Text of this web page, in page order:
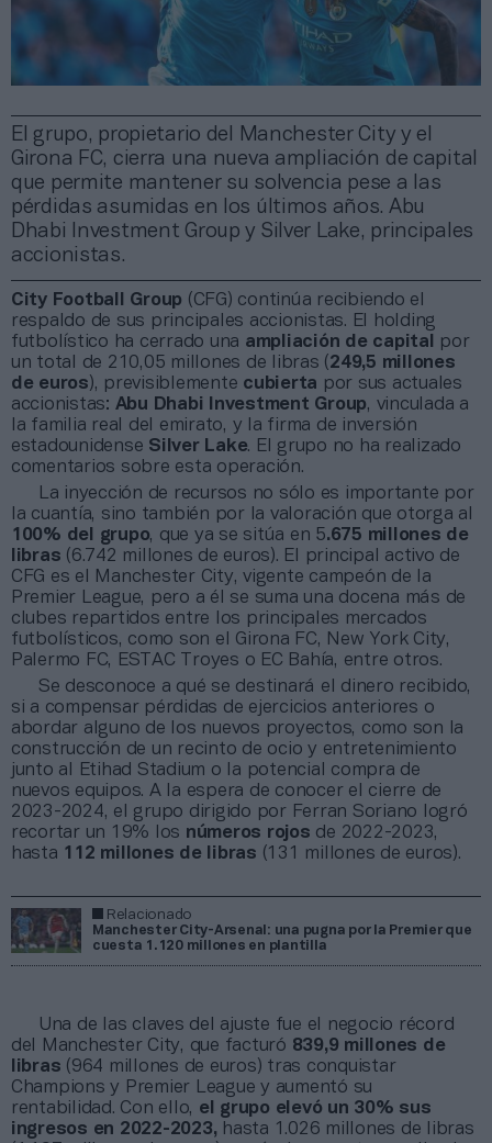
El grupo, propietario del Manchester City y el
Girona FC, cierra una nueva ampliación de capital
que permite mantener su solvencia pese a las
pérdidas asumidas en los últimos años. Abu
Dhabi Investment Group y Silver Lake, principales
accionistas.
City Football Group (CFG) continúa recibiendo el
respaldo de sus principales accionistas. El holding
futbolístico ha cerrado una ampliación de capital
por
un total de 210,05 millones de libras ( 249,5 millones
de euros ), previsiblemente cubierta por sus actuales
accionistas: Abu Dhabi Investment Group, vinculada a
la familia real del emirato, y la firma de inversión
estadounidense Silver Lake. El grupo no ha realizado
comentarios sobre esta operación.
La inyección de recursos no sólo es importante por
la cuantía, sino también por la valoración que otorga al
100% del grupo, que ya se sitúa en 5.675 millones de
libras (6.742 millones de euros). El principal activo de
CFG es el Manchester City, vigente campeón de la
Premier League, pero a él se suma una docena más de
clubes repartidos entre los principales mercados
futbolísticos, como son el Girona FC, New York City,
Palermo FC, ESTAC Troyes o EC Bahía, entre otros.
Se desconoce a qué se destinará el dinero recibido,
si a compensar pérdidas de ejercicios anteriores o
abordar alguno de los nuevos proyectos, como son la
construcción de un recinto de ocio y entretenimiento
junto al Etihad Stadium o la potencial compra de
nuevos equipos. A la espera de conocer el cierre de
2023-2024, el grupo dirigido por Ferran Soriano logró
recortar un 19% los números rojos de 2022-2023,
hasta 112 millones de libras (131 millones de euros).
Relacionado
Manchester City-Arsenal: una pugna por la Premier que
cuesta 1.120 millones en plantilla
Una de las claves del ajuste fue el negocio récord
del Manchester City, que facturó 839,9 millones de
libras (964 millones de euros) tras conquistar
Champions y Premier League y aumentó su
rentabilidad. Con ello, el grupo elevó un 30% sus
ingresos en 2022-2023, hasta 1.026 millones de libras